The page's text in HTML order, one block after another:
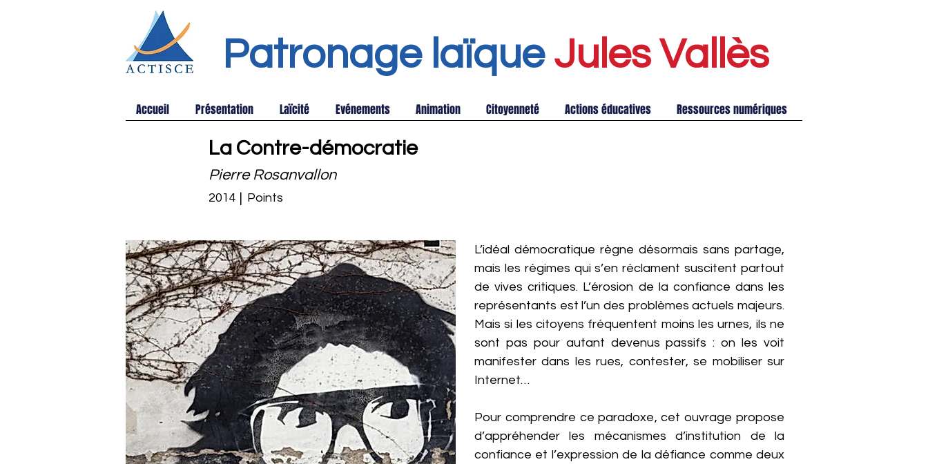
Patronage laïque Jules Vallès
Accueil Présentation Laïcité Evénements Animation Citoyenneté Actions éducatives Ressources numériques
La Contre-démocratie
Pierre Rosanvallon
2014 Points
L’idéal démocratique règne désormais sans partage,
mais les régimes qui s’en réclament suscitent partout
de vives critiques. L’érosion de la confiance dans les
représentants est l’un des problèmes actuels majeurs.
Mais si les citoyens fréquentent moins les urnes, ils ne
sont pas pour autant devenus passifs : on les voit
manifester dans les rues, contester, se mobiliser sur
Internet…
Pour comprendre ce paradoxe, cet ouvrage propose
d’appréhender les mécanismes d’institution de la
confiance et l’expression de la défiance comme deux